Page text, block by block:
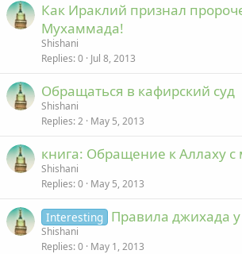
Как Ираклий признал
Мухаммада!
Shishani
Replies 0 Jul 8, 2013
Обращаться в кафирский суд
Shishani
Replies 2 May 5, 2013
книга: Обращение к Аллаху
Shishani
Replies 0 May 5, 2013
Interesting Правила джихада
Shishani
Replies 0 May 1, 2013